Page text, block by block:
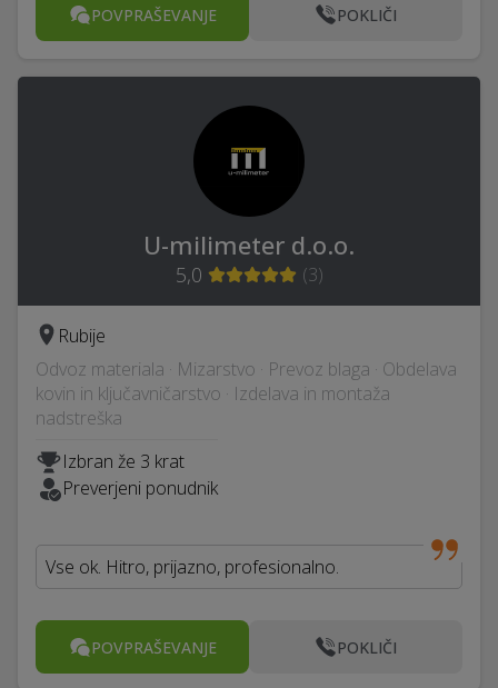
POVPRAŠEVANJE POKLIČI
U-milimeter d.o.o.
5,0 (3)
Rubije
Odvoz materiala · Mizarstvo · Prevoz blaga · Obdelava
kovin in ključavničarstvo · Izdelava in montaža
nadstreška
Izbran že 3 krat
Preverjeni ponudnik
Vse ok. Hitro, prijazno, profesionalno.
POVPRAŠEVANJE POKLIČI